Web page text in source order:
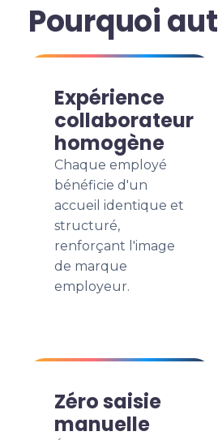
Pourquoi
Expérience
collaborateur
homogène
Chaque employé
bénéficie d'un
accueil identique et
structuré,
renforçant l'image
de marque
employeur.
Zéro saisie
manuelle